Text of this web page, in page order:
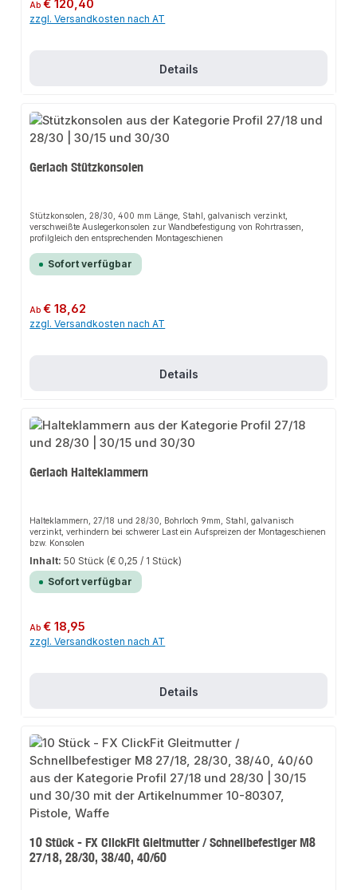
Ab€ 120,40
zzgl. Versandkosten nach AT
Details
Gerlach Stützkonsolen
Stützkonsolen, 28/30, 400 mm Länge, Stahl, galvanisch verzinkt,
verschweißte Auslegerkonsolen zur Wandbefestigung von Rohrtrassen,
profilgleich den entsprechenden Montageschienen
Sofort verfügbar
Regulärer Preis:
Ab€ 18,62
zzgl. Versandkosten nach AT
Details
Gerlach Halteklammern
Halteklammern, 27/18 und 28/30, Bohrloch 9mm, Stahl, galvanisch
verzinkt, verhindern bei schwerer Last ein Aufspreizen der Montageschienen
bzw. Konsolen
Inhalt:50 Stück (€ 0,25 / 1 Stück)
Sofort verfügbar
Regulärer Preis:
Ab€ 18,95
zzgl. Versandkosten nach AT
Details
10 Stück - FX ClickFit Gleitmutter / Schnellbefestiger M8
27/18, 28/30, 38/40, 40/60